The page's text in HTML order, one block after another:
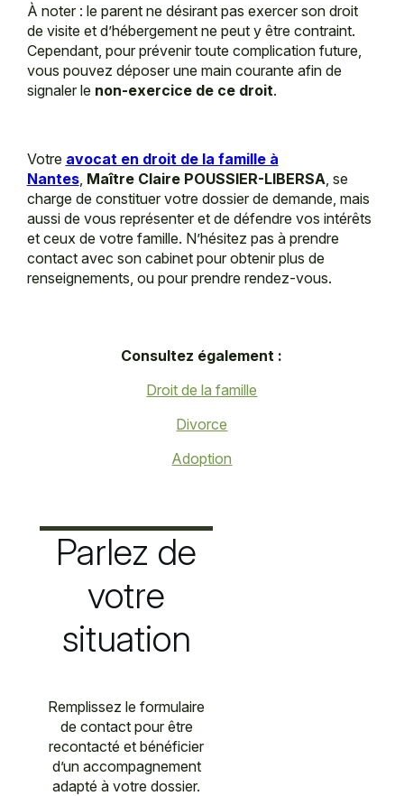
À noter : le parent ne désirant pas exercer son droit
de visite et d’hébergement ne peut y être contraint.
Cependant, pour prévenir toute complication future,
vous pouvez déposer une main courante afin de
signaler le non-exercice de ce droit.
Votre avocat en droit de la famille à
Nantes, Maître Claire POUSSIER-LIBERSA , se
charge de constituer votre dossier de demande, mais
aussi de vous représenter et de défendre vos intérêts
et ceux de votre famille. N’hésitez pas à prendre
contact avec son cabinet pour obtenir plus de
renseignements, ou pour prendre rendez-vous.
Consultez également :
Droit de la famille
Divorce
Adoption
Parlez de
votre
situation
Remplissez le formulaire
de contact pour être
recontacté et bénéficier
d’un accompagnement
adapté à votre dossier.